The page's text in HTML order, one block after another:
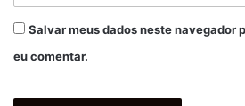
Salvar meus dados neste navegador
eu comentar.